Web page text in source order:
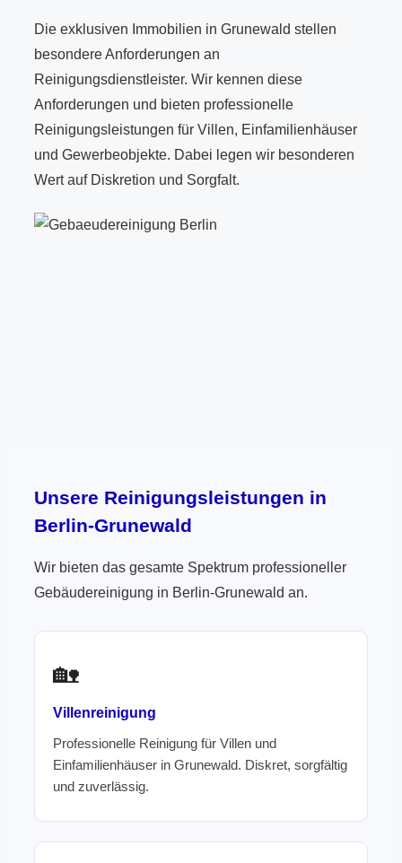
Die exklusiven Immobilien in Grunewald stellen
besondere Anforderungen an
Reinigungsdienstleister. Wir kennen diese
Anforderungen und bieten professionelle
Reinigungsleistungen für Villen, Einfamilienhäuser
und Gewerbeobjekte. Dabei legen wir besonderen
Wert auf Diskretion und Sorgfalt.
Unsere Reinigungsleistungen in
Berlin-Grunewald
Wir bieten das gesamte Spektrum professioneller
Gebäudereinigung in Berlin-Grunewald an.
🏡
Villenreinigung
Professionelle Reinigung für Villen und
Einfamilienhäuser in Grunewald. Diskret, sorgfältig
und zuverlässig.